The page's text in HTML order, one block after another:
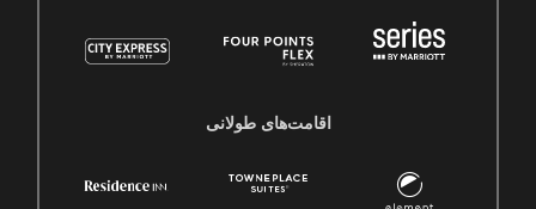
اقامت‌های طولانی